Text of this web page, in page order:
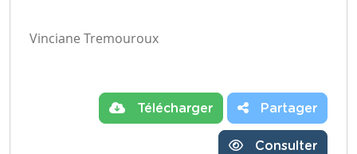
Vinciane Tremouroux
Télécharger Partager
Consulter